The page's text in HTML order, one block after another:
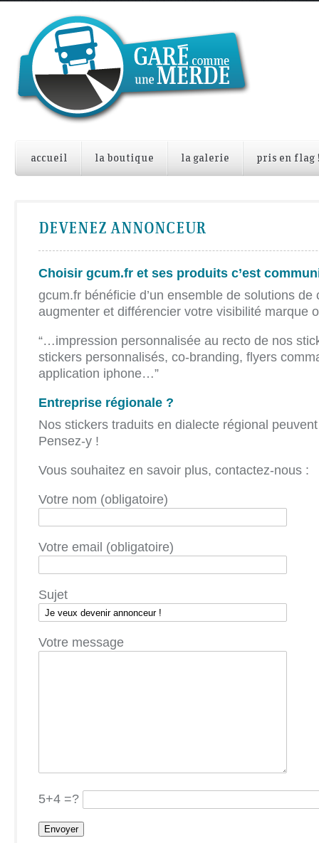
accueil la boutique la galerie pris en flag
DEVENEZ ANNONCEUR
Choisir gcum.fr et ses produits c’est
gcum.fr bénéficie d’un ensemble de solutions de
augmenter et différencier votre visibilité marque
“…impression personnalisée au recto de nos
stickers personnalisés, co-branding, flyers
application iphone…”
Entreprise régionale ?
Nos stickers traduits en dialecte régional
Pensez-y !
Vous souhaitez en savoir plus, contactez-nous :
Votre nom (obligatoire)
Votre email (obligatoire)
Sujet
Votre message
5+4 =?